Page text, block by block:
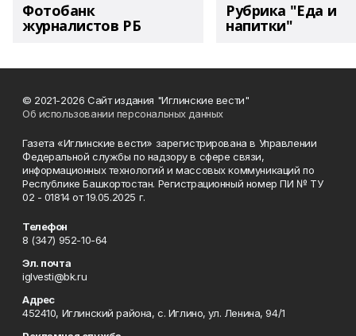
Фотобанк
журналистов РБ
Рубрика "Еда и
напитки"
© 2021-2026 Сайт издания "Иглинские вести"
Об использовании персональных данных
Газета «Иглинские вести» зарегистрирована в Управлении
Федеральной службы по надзору в сфере связи,
информационных технологий и массовых коммуникаций по
Республике Башкортостан. Регистрационный номер ПИ № ТУ
02 - 01814 от 19.05.2025 г.
Телефон
8 (347) 952-10-64
Эл. почта
iglvesti@bk.ru
Адрес
452410, Иглинский района, с. Иглино, ул. Ленина, 94/1